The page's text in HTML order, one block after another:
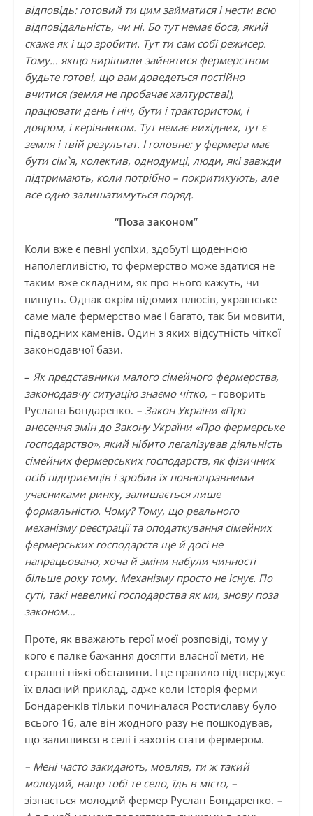
відповідь: готовий ти цим займатися і нести всю
відповідальність, чи ні. Бо тут немає боса, який
скаже як і що зробити. Тут ти сам собі режисер.
Тому… якщо вирішили зайнятися фермерством
будьте готові, що вам доведеться постійно
вчитися (земля не пробачає халтурства!),
працювати день і ніч, бути і трактористом, і
дояром, і керівником. Тут немає вихідних, тут є
земля і твій результат. І головне: у фермера має
бути сім`я, колектив, однодумці, люди, які завжди
підтримають, коли потрібно – покритикують, але
все одно залишатимуться поряд.
“Поза законом”
Коли вже є певні успіхи, здобуті щоденною
наполегливістю, то фермерство може здатися не
таким вже складним, як про нього кажуть, чи
пишуть. Однак окрім відомих плюсів, українське
саме мале фермерство має і багато, так би мовити,
підводних каменів. Один з яких відсутність чіткої
законодавчої бази.
– Як представники малого сімейного фермерства,
законодавчу ситуацію знаємо чітко, –говорить
Руслана Бондаренко. – Закон України «Про
внесення змін до Закону України «Про фермерське
господарство», який нібито легалізував діяльність
сімейних фермерських господарств, як фізичних
осіб підприємців і зробив їх повноправними
учасниками ринку, залишається лише
формальністю. Чому? Тому, що реального
механізму реєстрації та оподаткування сімейних
фермерських господарств ще й досі не
напрацьовано, хоча й зміни набули чинності
більше року тому. Механізму просто не існує. По
суті, такі невеликі господарства як ми, знову поза
законом…
Проте, як вважають герої моєї розповіді, тому у
кого є палке бажання досягти власної мети, не
страшні ніякі обставини. І це правило підтверджує
їх власний приклад, адже коли історія ферми
Бондаренків тільки починалася Ростиславу було
всього 16, але він жодного разу не пошкодував,
що залишився в селі і захотів стати фермером.
– Мені часто закидають, мовляв, ти ж такий
молодий, нащо тобі те село, їдь в місто, –
зізнається молодий фермер Руслан Бондаренко. –